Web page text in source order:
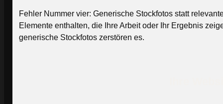
Fehler Nummer vier: Generische Stockfotos statt
Elemente enthalten, die Ihre Arbeit oder Ihr Ergebnis
generische Stockfotos zerstören es.